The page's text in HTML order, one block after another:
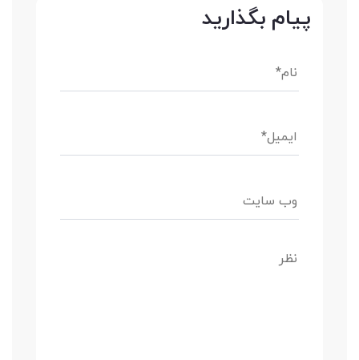
پیام بگذارید